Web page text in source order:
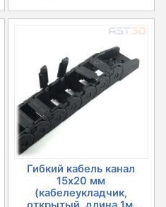
Гибкий кабель канал
15х20 мм
(кабелеукладчик,